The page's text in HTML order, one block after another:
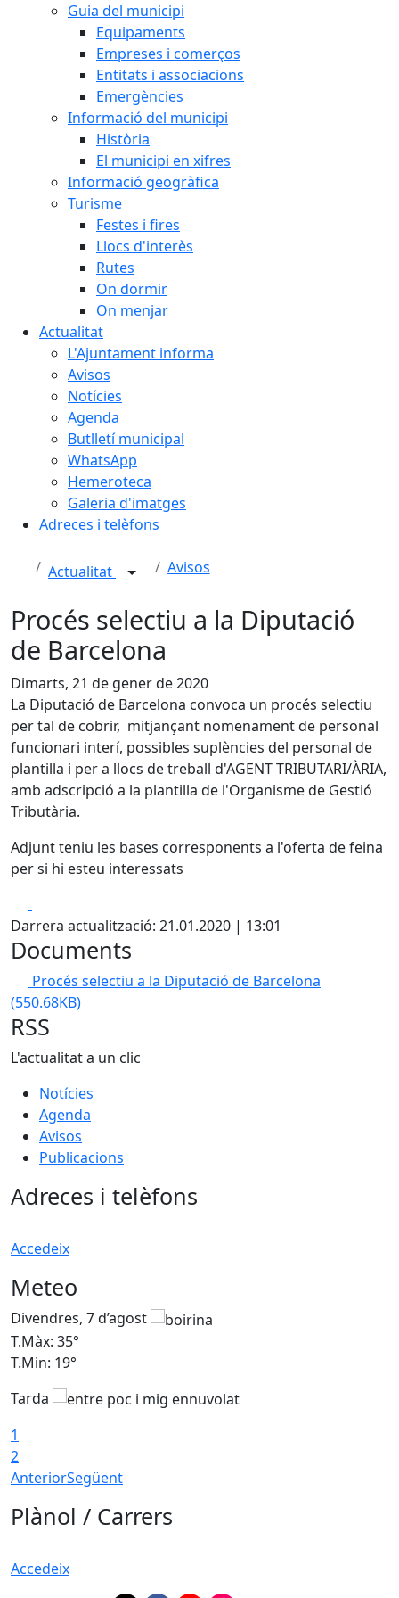
Guia del municipi
Equipaments
Empreses i comerços
Entitats i associacions
Emergències
Informació del municipi
Història
El municipi en xifres
Informació geogràfica
Turisme
Festes i fires
Llocs d'interès
Rutes
On dormir
On menjar
Actualitat
L'Ajuntament informa
Avisos
Notícies
Agenda
Butlletí municipal
WhatsApp
Hemeroteca
Galeria d'imatges
Adreces i telèfons
Actualitat Avisos
Procés selectiu a la Diputació
de Barcelona
Dimarts, 21 de gener de 2020
La Diputació de Barcelona convoca un procés selectiu
per tal de cobrir, mitjançant nomenament de personal
funcionari interí, possibles suplències del personal de
plantilla i per a llocs de treball d'AGENT TRIBUTARI/ÀRIA,
amb adscripció a la plantilla de l'Organisme de Gestió
Tributària.
Adjunt teniu les bases corresponents a l'oferta de feina
per si hi esteu interessats
Darrera actualització: 21.01.2020 | 13:01
Documents
Procés selectiu a la Diputació de Barcelona
(550.68KB)
RSS
L'actualitat a un clic
Notícies
Agenda
Avisos
Publicacions
Adreces i telèfons
Accedeix
Meteo
Divendres, 7 d’agost
T.Màx: 35°
T.Min: 19°
Tarda
1
2
AnteriorSegüent
Plànol / Carrers
Accedeix